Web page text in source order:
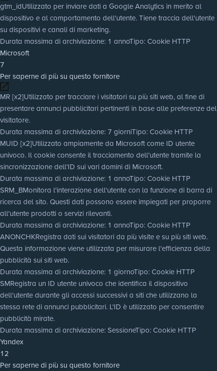
gtm_idUtilizzato per inviare dati a Google Analytics in merito al
dispositivo e al comportamento dell'utente. Tiene traccia dell'utente
su dispositivi e canali di marketing.
Durata massima di archiviazione: 1 annoTipo: Cookie HTTP
Microsoft
7
Per saperne di più su questo fornitore
MR [x2]Utilizzato per tracciare i visitatori su più siti web, al fine di
presentare annunci pubblicitari pertinenti in base alle preferenze del
visitatore.
Durata massima di archiviazione: 7 giorniTipo: Cookie HTTP
MUID [x2]Utilizzato ampiamente da Microsoft come ID utente
univoco. Il cookie consente il tracciamento dell'utente tramite la
sincronizzazione dell'ID sui vari domini di Microsoft.
Durata massima di archiviazione: 1 annoTipo: Cookie HTTP
SRM_BMonitora l'interazione dell'utente con la funzione di barra di
ricerca del sito. Questi dati possono essere impiegati per proporre
all'utente prodotti o servizi rilevanti.
Durata massima di archiviazione: 1 annoTipo: Cookie HTTP
ANONCHKRegistra dati sui visitatori da più visite e su più siti web.
Questa informazione viene utilizzata per misurare l'efficienza della
pubblicità sui siti web.
Durata massima di archiviazione: 1 giornoTipo: Cookie HTTP
SMRegistra un ID utente univoco che identifica il dispositivo
dell'utente durante gli accessi successivi a siti che utilizzano la
stessa rete di annunci pubblicitari. L'ID è utilizzato per consentire
pubblicità mirate.
Durata massima di archiviazione: SessioneTipo: Cookie HTTP
Yandex
12
Per saperne di più su questo fornitore